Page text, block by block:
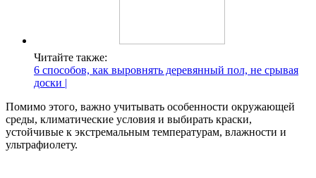
Читайте также:
6 способов, как выровнять деревянный пол, не срывая
доски |
Помимо этого, важно учитывать особенности окружающей
среды, климатические условия и выбирать краски,
устойчивые к экстремальным температурам, влажности и
ультрафиолету.